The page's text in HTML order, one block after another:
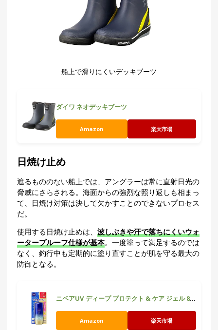
船上で滑りにくいデッキブーツ
ダイワ ネオデッキブーツ
Amazon 楽天市場
日焼け止め
遮るもののない船上では、アングラーは常に直射日光の
脅威にさらされる。海面からの強烈な照り返しも相まっ
て、日焼け対策は決して欠かすことのできないプロセス
だ。
使用する日焼け止めは、 波しぶきや汗で落ちにくいウォ
ータープルーフ仕様が基本。一度塗って満足するのでは
なく、釣行中も定期的に塗り直すことが肌を守る最大の
防御となる。
ニベアUV ディープ プロテクト & ケア ジェル 80g SPF50+ / PA++++
Amazon 楽天市場